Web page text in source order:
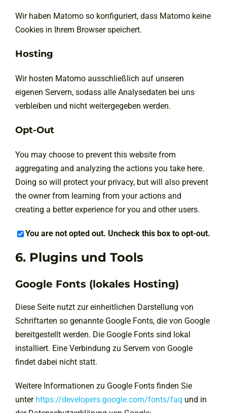
Wir haben Matomo so konfiguriert, dass Matomo keine
Cookies in Ihrem Browser speichert.
Hosting
Wir hosten Matomo ausschließlich auf unseren
eigenen Servern, sodass alle Analysedaten bei uns
verbleiben und nicht weitergegeben werden.
Opt-Out
You may choose to prevent this website from
aggregating and analyzing the actions you take here.
Doing so will protect your privacy, but will also prevent
the owner from learning from your actions and
creating a better experience for you and other users.
You are not opted out. Uncheck this box to opt-out.
6. Plugins und Tools
Google Fonts (lokales Hosting)
Diese Seite nutzt zur einheitlichen Darstellung von
Schriftarten so genannte Google Fonts, die von Google
bereitgestellt werden. Die Google Fonts sind lokal
installiert. Eine Verbindung zu Servern von Google
findet dabei nicht statt.
Weitere Informationen zu Google Fonts finden Sie
unter https://developers.google.com/fonts/faq und in